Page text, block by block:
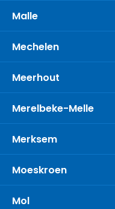
Malle
Mechelen
Meerhout
Merelbeke-Melle
Merksem
Moeskroen
Mol